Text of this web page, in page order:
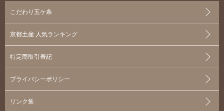
こだわり五ケ条
京都土産 人気ランキング
特定商取引表記
プライバシーポリシー
リンク集